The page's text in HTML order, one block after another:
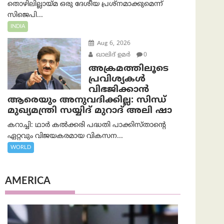
തൊഴിലില്ലായ്മ ഒരു ദേശീയ പ്രശ്നമാക്കുമെന്ന്
സിജെപി...
INDIA
Aug 6, 2026
ഖാലിദ് ഉമര്‍
0
അക്രമത്തിലൂടെ
പ്രവിശ്യകൾ
വിഭജിക്കാൻ
ആരെയും അനുവദിക്കില്ല: സിന്ധ്
മുഖ്യമന്ത്രി സയ്യിദ് മുറാദ് അലി ഷാ
കറാച്ചി: ഥാർ കൽക്കരി പദ്ധതി പാക്കിസ്താന്റെ
ഏറ്റവും വിജയകരമായ വികസന...
WORLD
AMERICA